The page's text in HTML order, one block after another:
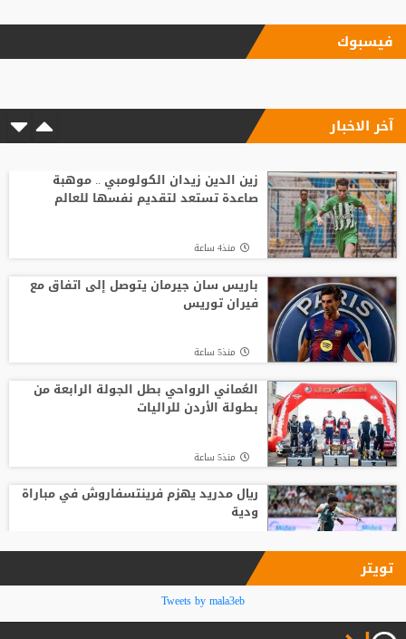
ليفربول يحسم صفقة أراخو لاعب برشلونة
حكم الفيديو المساعد لأول مرة
انطلاق منافسات بطولة الحسن الدولية
العاشرة للتايكواندو
وفاة والد ليونيل ميسي عن 68 عاما
فيسبوك
آخر الاخبار
زين الدين زيدان الكولومبي .. موهبة
صاعدة تستعد لتقديم نفسها للعالم
منذ4 ساعة
باريس سان جيرمان يتوصل إلى اتفاق مع
فيران توريس
منذ5 ساعة
العُماني الرواحي بطل الجولة الرابعة من
بطولة الأردن للراليات
منذ5 ساعة
ريال مدريد يهزم فرينتسفاروش في مباراة
ودية
الكويتي وديا
تويتر
Tweets by mala3eb